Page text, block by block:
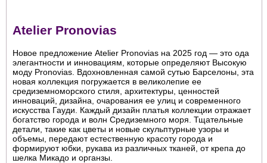
Atelier Pronovias
Новое предложение Atelier Pronovias на 2025 год — это ода
элегантности и инновациям, которые определяют Высокую
моду Pronovias. Вдохновленная самой сутью Барселоны, эта
новая коллекция погружается в великолепие ее
средиземноморского стиля, архитектуры, ценностей
инноваций, дизайна, очарования ее улиц и современного
искусства Гауди. Каждый дизайн платья коллекции отражает
богатство города и волн Средиземного моря. Тщательные
детали, такие как цветы и новые скульптурные узоры и
объемы, передают естественную красоту города и
формируют юбки, рукава из различных тканей, от крепа до
шелка Микадо и органзы.